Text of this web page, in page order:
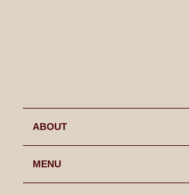
ABOUT
初めての方へ
MENU